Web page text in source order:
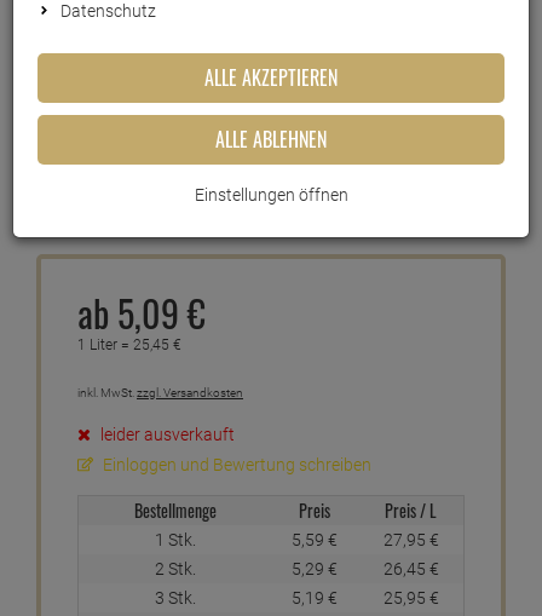
Armor All STP Diesel
Einspritzsystem Reiniger
200ml
ab 5,09€
1 Liter = 25,45 €
inkl. MwSt. zzgl. Versandkosten
leider ausverkauft
Einloggen und Bewertung schreiben
Bestellmenge Preis Preis / L
1 Stk. 5,59 € 27,95 €
2 Stk.
5,29 € 26,45 €
3 Stk.
5,19 € 25,95 €
Datenschutz
ALLE AKZEPTIEREN
ALLE ABLEHNEN
Einstellungen öffnen